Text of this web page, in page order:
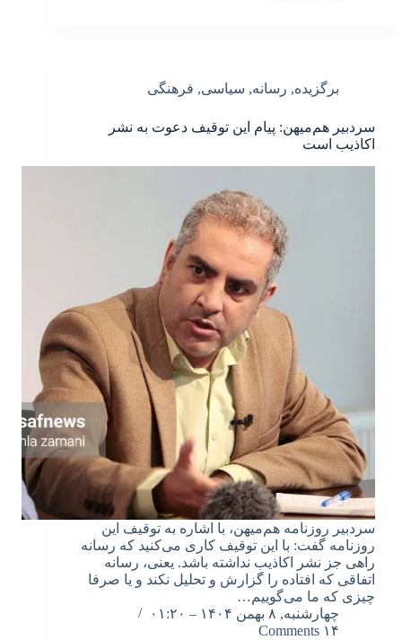
برگزیده, رسانه, سیاسی, فرهنگی
سردبیر هم‌میهن: پیام این توقیف دعوت به نشر
اکاذیب است
سردبیر روزنامه هم‌میهن، با اشاره به توقیف این
روزنامه گفت: با این توقیف کاری می‌کنید که رسانه
راهی جز نشر اکاذیب نداشته باشد. یعنی، رسانه
اتفاقی که افتاده را گزارش و تحلیل نکند و یا صرفا
چیزی که ما می‌گوییم…
چهارشنبه, ۸ بهمن ۱۴۰۴ – ۰۱:۲۰
۱۴ Comments